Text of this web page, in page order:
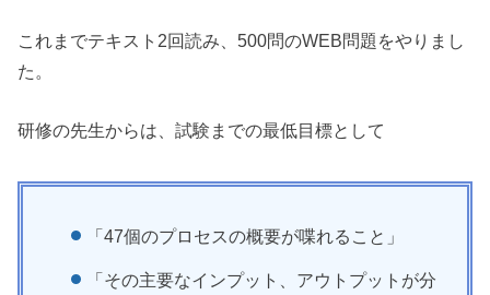
これまでテキスト2回読み、500問のWEB問題をやりまし
た。
研修の先生からは、試験までの最低目標として
「47個のプロセスの概要が喋れること」
「その主要なインプット、アウトプットが分